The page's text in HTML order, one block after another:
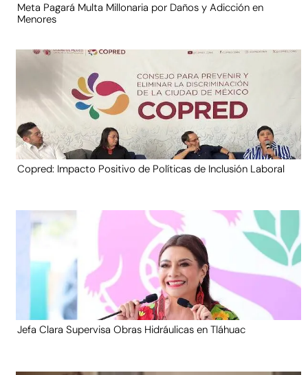
Meta Pagará Multa Millonaria por Daños y Adicción en
Menores
Copred: Impacto Positivo de Políticas de Inclusión Laboral
Jefa Clara Supervisa Obras Hidráulicas en Tláhuac